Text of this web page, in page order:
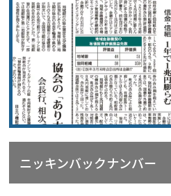
ニッキンバックナンバー